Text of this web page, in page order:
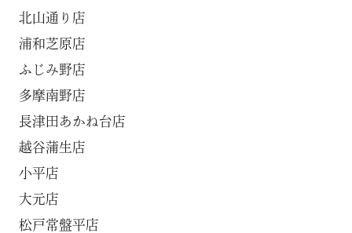
北山通り店
浦和芝原店
ふじみ野店
多摩南野店
長津田あかね台店
越谷蒲生店
小平店
大元店
松戸常盤平店